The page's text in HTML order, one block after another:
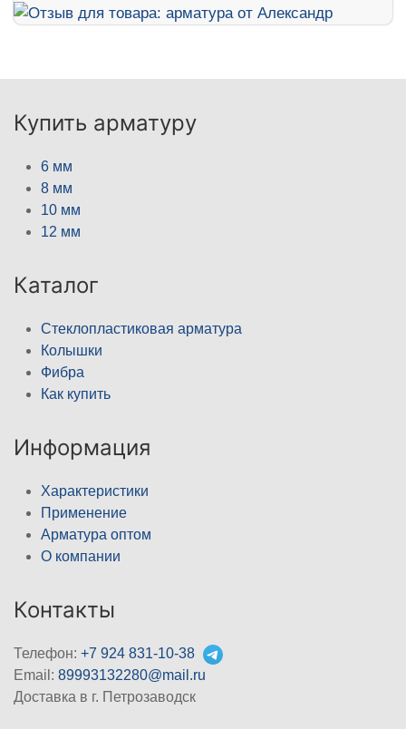
Купить арматуру
6 мм
8 мм
10 мм
12 мм
Каталог
Стеклопластиковая арматура
Колышки
Фибра
Как купить
Информация
Характеристики
Применение
Арматура оптом
О компании
Контакты
Телефон: +7 924 831-10-38
Email: 89993132280@mail.ru
Доставка в г. Петрозаводск